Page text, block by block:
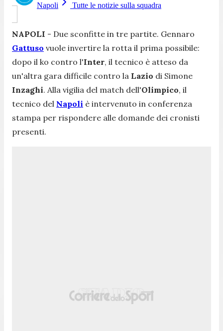
Napoli Tutte le notizie sulla squadra
NAPOLI - Due sconfitte in tre partite. Gennaro
Gattuso vuole invertire la rotta il prima possibile:
dopo il ko contro l'Inter, il tecnico è atteso da
un'altra gara difficile contro la Lazio di Simone
Inzaghi. Alla vigilia del match dell'Olimpico, il
tecnico del Napoli è intervenuto in conferenza
stampa per rispondere alle domande dei cronisti
presenti.